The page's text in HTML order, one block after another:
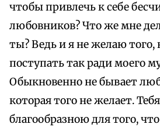
чтобы привлечь к себе
любовников? Что же мне
ты? Ведь и я не желаю
поступать так ради моего
Обыкновенно не бывает
которая того не желает.
благообразною для того,